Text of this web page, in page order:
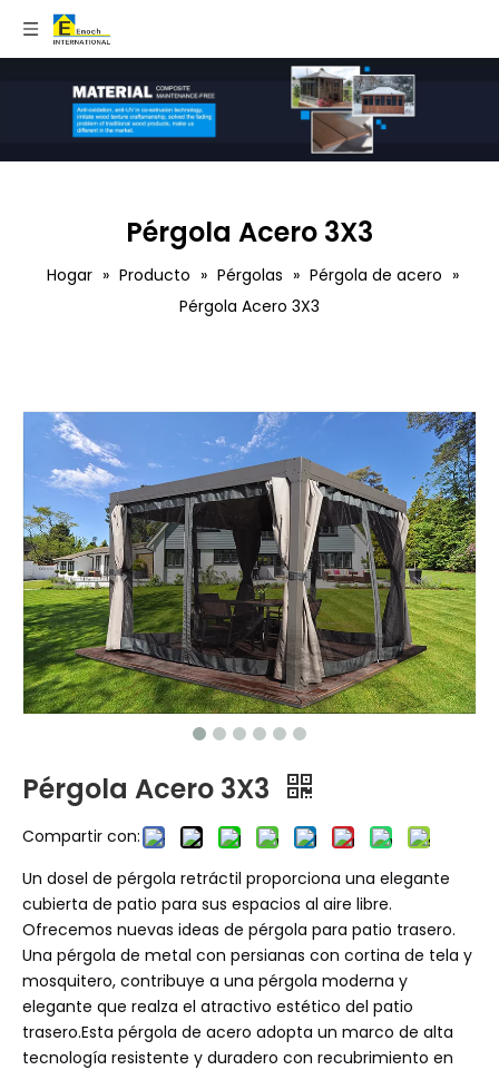
Pérgola Acero 3X3
Hogar » Producto » Pérgolas » Pérgola de acero »
Pérgola Acero 3X3
Pérgola Acero 3X3
Compartir con:
Un dosel de pérgola retráctil proporciona una elegante
cubierta de patio para sus espacios al aire libre.
Ofrecemos nuevas ideas de pérgola para patio trasero.
Una pérgola de metal con persianas con cortina de tela y
mosquitero, contribuye a una pérgola moderna y
elegante que realza el atractivo estético del patio
trasero.Esta pérgola de acero adopta un marco de alta
tecnología resistente y duradero con recubrimiento en